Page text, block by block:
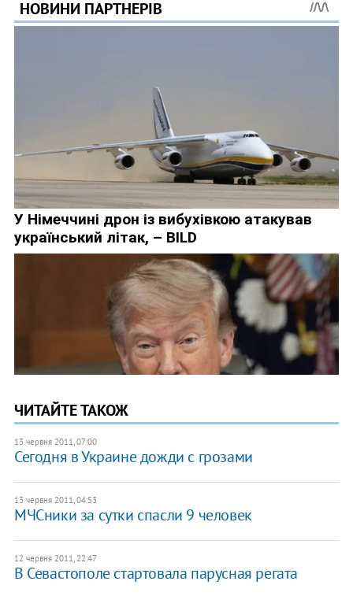
ЧИТАЙТЕ ТАКОЖ
13 червня 2011, 07:00
Сегодня в Украине дожди с грозами
13 червня 2011, 04:53
МЧСники за сутки спасли 9 человек
12 червня 2011, 22:47
В Севастополе стартовала парусная регата